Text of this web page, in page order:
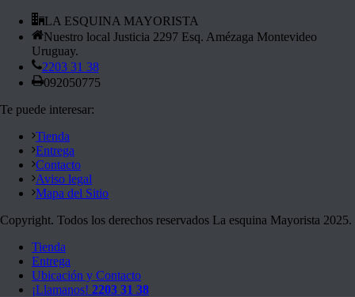
LA ESQUINA MAYORISTA
Nuestro local Justicia 2297 Esq. Amézaga Montevideo
Uruguay.
2203 31 38
092050775
Te puede interesar:
Tienda
Entrega
Contacto
Aviso legal
Mapa del Sitio
Copyright. Todos los derechos reservados La esquina Mayorista 2025.
Tienda
Entrega
Ubicación y Contacto
¡Llamanos! 2203 31 38